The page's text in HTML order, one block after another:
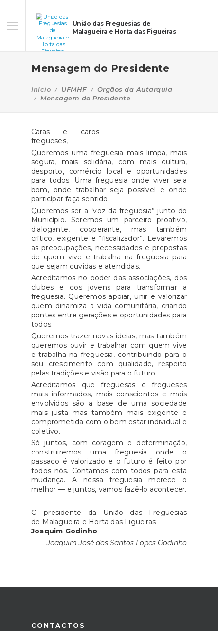
União das Freguesias de
Malagueira e Horta das Figueiras
Mensagem do Presidente
Início UFMHF
Orgãos da Autarquia
Mensagem do Presidente
Caras e caros
fregueses,
Queremos uma freguesia mais limpa, mais
segura, mais solidária, com mais cultura,
desporto, comércio local e oportunidades
para todos. Uma freguesia onde viver seja
bom, onde trabalhar seja possível e onde
participar faça sentido.
Queremos ser a “voz da freguesia” junto do
Município. Seremos um parceiro proativo,
dialogante, cooperante, mas também
crítico, exigente e “fiscalizador”. Levaremos
as preocupações, necessidades e propostas
de quem vive e trabalha na freguesia para
que sejam ouvidas e atendidas.
Acreditamos no poder das associações, dos
clubes e dos jovens para transformar a
freguesia. Queremos apoiar, unir e valorizar
quem dinamiza a vida comunitária, criando
pontes entre gerações e oportunidades para
todos.
Queremos trazer novas ideias, mas também
queremos ouvir e trabalhar com quem vive
e trabalha na freguesia, contribuindo para o
seu crescimento com qualidade, respeito
pelas tradições e visão para o futuro.
Acreditamos que freguesas e fregueses
mais informados, mais conscientes e mais
envolvidos são a base de uma sociedade
mais justa mas também mais exigente e
comprometida com o bem estar individual e
coletivo.
Só juntos, com coragem e determinação,
construiremos uma freguesia onde o
passado é valorizado e o futuro é feito por
todos nós. Contamos com todos para esta
mudança. A nossa freguesia merece o
melhor — e juntos, vamos fazê-lo acontecer.
O presidente da União das Freguesias
de Malagueira e Horta das Figueiras
Joaquim Godinho
Joaquim José dos Santos Lopes Godinho
CONTACTOS